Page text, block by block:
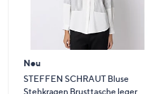
Neu
STEFFEN SCHRAUT Bluse
Stehkragen Brusttasche leger